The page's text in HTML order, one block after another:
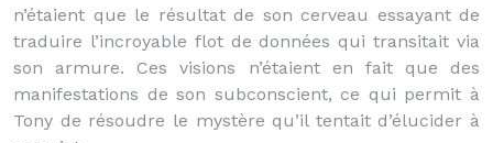
n’étaient que le résultat de son cerveau essayant de
traduire l’incroyable flot de données qui transitait via
son armure. Ces visions n’étaient en fait que des
manifestations de son subconscient, ce qui permit à
Tony de résoudre le mystère qu’il tentait d’élucider à